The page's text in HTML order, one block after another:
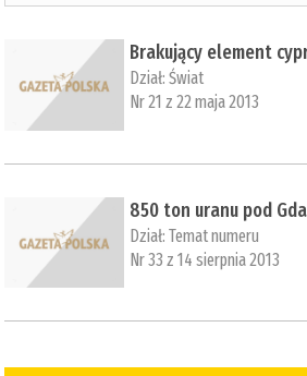
Brakujący element
Dział:Świat
Nr 21 z 22 maja 2013
850 ton uranu pod
Dział:Temat numeru
Nr 33 z 14 sierpnia 2013